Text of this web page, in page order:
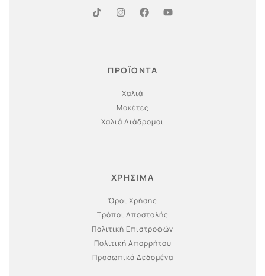
ΠΡΟΪΟΝΤΑ
Χαλιά
Μοκέτες
Χαλιά Διάδρομοι
ΧΡΗΣΙΜΑ
Όροι Χρήσης
Τρόποι Αποστολής
Πολιτική Επιστροφών
Πολιτική Απορρήτου
Προσωπικά Δεδομένα